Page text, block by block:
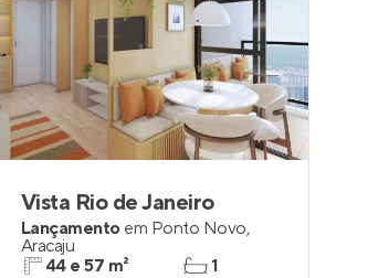
Vista Rio de Janeiro
Lançamento em Ponto Novo,
Aracaju
44 e 57 m²
1